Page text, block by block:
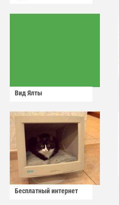
Вид Ялты
Бесплатный интернет